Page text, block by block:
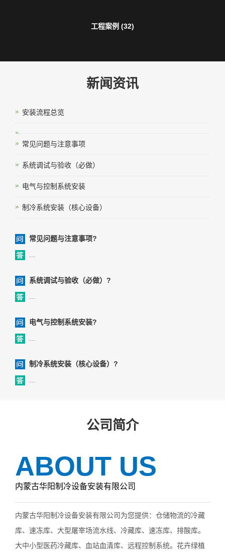
工程案例 (32)
新闻资讯
安装流程总览
常见问题与注意事项
系统调试与验收（必做）
电气与控制系统安装
制冷系统安装（核心设备）
常见问题与注意事项?
...
系统调试与验收（必做）?
...
电气与控制系统安装?
...
制冷系统安装（核心设备）?
...
公司简介
ABOUT US
内蒙古华阳制冷设备安装有限公司
内蒙古华阳制冷设备安装有限公司为您提供：仓储物流的冷藏
库、速冻库、大型屠宰场流水线、冷藏库、速冻库、排酸库。
大中小型医药冷藏库、血站血清库、远程控制系统。花卉绿植